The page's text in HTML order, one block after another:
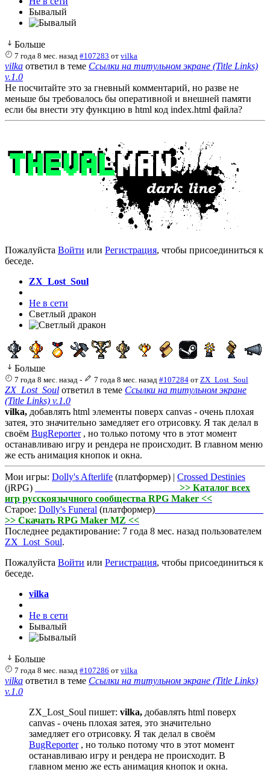
Бывалый
Больше
7 года 8 мес. назад #107283 отvilka
vilka ответил в теме Ссылки на титульном экране (Title Links)
v.1.0
Не посчитайте это за гневный комментарий, но разве не
меньше бы требовалось бы оперативной и внешней памяти
если бы внести эту функцию в html код index.html файла?
Пожалуйста Войти или Регистрация, чтобы присоединиться к
беседе.
ZX_Lost_Soul
Не в сети
Светлый дракон
Больше
7 года 8 мес. назад - 7 года 8 мес. назад #107284 от ZX_Lost_Soul
ZX_Lost_Soul ответил в теме Ссылки на титульном экране
(Title Links) v.1.0
vilka, добавлять html элементы поверх canvas - очень плохая
затея, это значительно замедляет его отрисовку. Я так делал в
своём BugReporter, но только потому что в этот момент
останавливаю игру и рендера не происходит. В главном меню
же есть анимация кнопок и окна.
Мои игры: Dolly's Afterlife (платформер) | Crossed Destinies
(jRPG)
>> Каталог всех
игр русскоязычного сообщества RPG Maker <<
Старое: Dolly's Funeral (платформер)
>> Скачать RPG Maker MZ <<
Последнее редактирование: 7 года 8 мес. назад пользователем
ZX_Lost_Soul.
Пожалуйста Войти или Регистрация, чтобы присоединиться к
беседе.
vilka
Не в сети
Бывалый
Больше
7 года 8 мес. назад #107286 отvilka
vilka ответил в теме Ссылки на титульном экране (Title Links)
v.1.0
ZX_Lost_Soul пишет: vilka, добавлять html поверх
canvas - очень плохая затея, это значительно
замедляет его отрисовку. Я так делал в своём
BugReporter, но только потому что в этот момент
останавливаю игру и рендера не происходит. В
главном меню же есть анимация кнопок и окна.